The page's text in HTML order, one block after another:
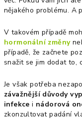
nějakého problému. A
V takovém případě
hormonální změny
případě, že začnete
snažit se jim dodat to,
Je však potřeba
závažnější důvody
infekcei nádorová
zkonzultovat padání